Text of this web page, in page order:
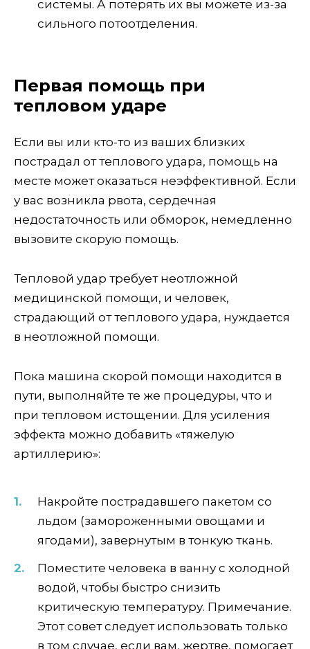
системы. А потерять их вы можете из-за
сильного потоотделения.
Первая помощь при
тепловом ударе
Если вы или кто-то из ваших близких
пострадал от теплового удара, помощь на
месте может оказаться неэффективной. Если
у вас возникла рвота, сердечная
недостаточность или обморок, немедленно
вызовите скорую помощь.
Тепловой удар требует неотложной
медицинской помощи, и человек,
страдающий от теплового удара, нуждается
в неотложной помощи.
Пока машина скорой помощи находится в
пути, выполняйте те же процедуры, что и
при тепловом истощении. Для усиления
эффекта можно добавить «тяжелую
артиллерию»:
Накройте пострадавшего пакетом со
льдом (замороженными овощами и
ягодами), завернутым в тонкую ткань.
Поместите человека в ванну с холодной
водой, чтобы быстро снизить
критическую температуру. Примечание.
Этот совет следует использовать только
в том случае, если вам, жертве, помогает